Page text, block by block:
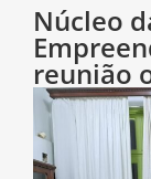
Núcleo
reunião